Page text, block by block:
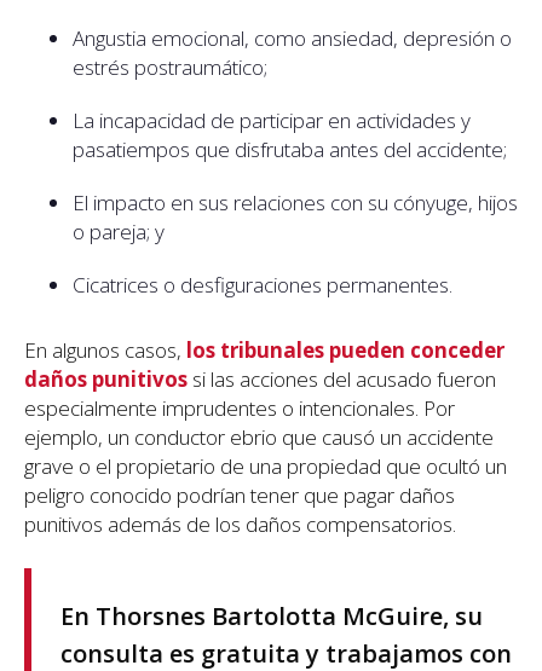
Angustia emocional, como ansiedad, depresión o
estrés postraumático;
La incapacidad de participar en actividades y
pasatiempos que disfrutaba antes del accidente;
El impacto en sus relaciones con su cónyuge, hijos
o pareja; y
Cicatrices o desfiguraciones permanentes.
En algunos casos, los tribunales pueden conceder
daños punitivos si las acciones del acusado fueron
especialmente imprudentes o intencionales. Por
ejemplo, un conductor ebrio que causó un accidente
grave o el propietario de una propiedad que ocultó un
peligro conocido podrían tener que pagar daños
punitivos además de los daños compensatorios.
En Thorsnes Bartolotta McGuire, su
consulta es gratuita y trabajamos con